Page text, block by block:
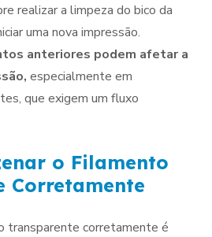
realizar a limpeza do bico da
uma nova impressão.
anteriores podem afetar a
especialmente em
que exigem um fluxo
o Filamento
Corretamente
transparente corretamente é